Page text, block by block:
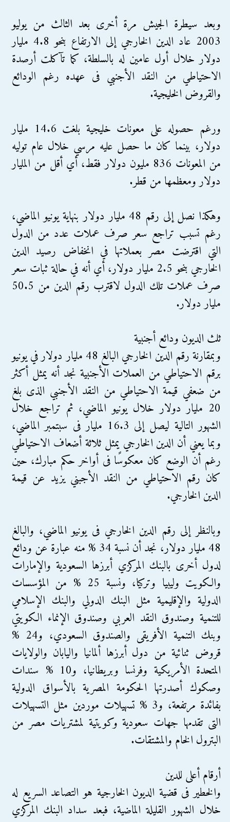
وبعد سيطرة الجيش مرة أخرى بعد الثالث من يوليو
2003 عاد الدين الخارجي إلى الارتفاع بنحو 4.8 مليار
دولار خلال أول عامين له بالسلطة، كما تآكلت أرصدة
الاحتياطي من النقد الأجنبي فى عهده رغم الودائع
والقروض الخليجية.
ورغم حصوله على معونات خليجية بلغت 14.6 مليار
دولار، بينما كان ما حصل عليه مرسي خلال عام توليه
من المعونات 836 مليون دولار فقط، أي أقل من المليار
دولار ومعظمها من قطر.
وهكذا نصل إلى رقم 48 مليار دولار بنهاية يونيو الماضي،
رغم تسبب تراجع سعر صرف عملات عدد من الدول
التي اقترضت مصر بعملاتها في انخفاض رصيد الدين
الخارجي بنحو 2.5 مليار دولار، أي أنه في حالة ثبات سعر
صرف عملات تلك الدول لاقترب رقم الدين من 50.5
مليار دولار.
ثلث الديون ودائع أجنبية
وبمقارنة رقم الدين الخارجي البالغ 48 مليار دولار في يونيو
برقم الاحتياطي من العملات الأجنبية نجد أنه يمثل أكثر
من ضعفي قيمة الاحتياطي من النقد الأجنبي الذى بلغ
20 مليار دولار خلال يونيو الماضي، ثم تراجع خلال
الشهور التالية ليصل إلى 16.3 مليار فى سبتمبر الماضي،
وبما يعني أن الدين الخارجي يمثل ثلاثة أضعاف الاحتياطي
رغم أن الوضع كان معكوسًا فى أواخر حكم مبارك، حين
كان رقم الاحتياطي من النقد الأجبني يزيد عن قيمة
الدين الخارجي.
وبالنظر إلى رقم الدين الخارجي فى يونيو الماضي، والبالغ
48 مليار دولار، نجد أن نسبة 34 % منه عبارة عن ودائع
لدول أخرى بالبنك المركزي أبرزها السعودية والإمارات
والكويت وليبيا وتركيا، ونسبة 25 % من المؤسسات
الدولية والإقليمية مثل البنك الدولي والبنك الإسلامي
للتنمية وصندوق النقد العربي وصندوق الإنماء الكويتي
وبنك التنمية الأفريقى والصندوق السعودي، و24 %
قروض ثنائية من دول أبرزها ألمانيا واليابان والولايات
المتحدة الأمريكية وفرنسا وبريطانيا، و10 % سندات
وصكوك أصدرتها الحكومة المصرية بالأسواق الدولية
بفائدة مرتفعة، و3 % تسهيلات موردين مثل التسهيلات
التى تقدمها جهات سعودية وكويتية لمشتريات مصر من
البترول الخام والمشتقات.
أرقام أعلى للدين
والخطير فى قضية الديون الخارجية هو التصاعد السريع له
خلال الشهور القليلة الماضية، فبعد سداد البنك المركزي